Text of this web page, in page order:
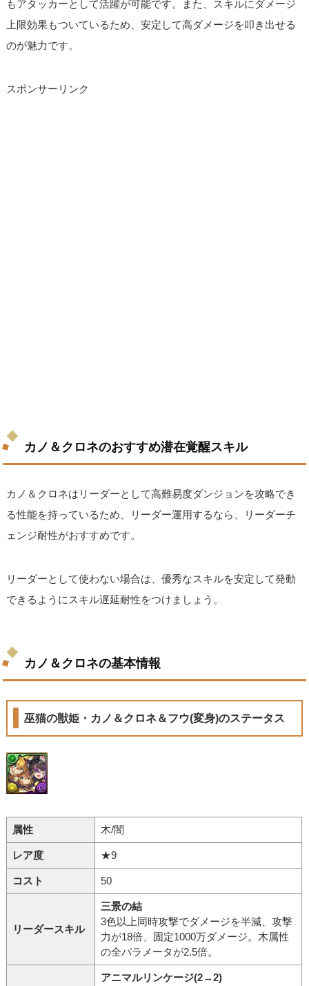
もアタッカーとして活躍が可能です。また、スキルにダメージ
上限効果もついているため、安定して高ダメージを叩き出せる
のが魅力です。
スポンサーリンク
カノ＆クロネのおすすめ潜在覚醒スキル
カノ＆クロネはリーダーとして高難易度ダンジョンを攻略でき
る性能を持っているため、リーダー運用するなら、リーダーチ
ェンジ耐性がおすすめです。
リーダーとして使わない場合は、優秀なスキルを安定して発動
できるようにスキル遅延耐性をつけましょう。
カノ＆クロネの基本情報
巫猫の獣姫・カノ＆クロネ＆フウ(変身)のステータス
属性 木/闇
レア度 ★9
コスト 50
リーダースキル
三景の結
3色以上同時攻撃でダメージを半減、攻撃
力が18倍、固定1000万ダメージ。木属性
の全パラメータが2.5倍。
アニマルリンケージ(2→2)